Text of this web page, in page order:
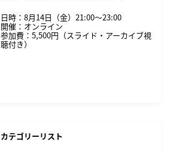
日時：8月14日（金）21:00〜23:00
開催：オンライン
参加費：5,500円（スライド・アーカイブ視
聴付き）
カテゴリーリスト